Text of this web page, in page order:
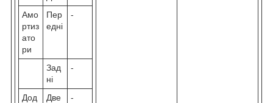
Амо
ртиз
ато
ри
Пер
едні
-
Зад
ні
-
Дод
Две
-